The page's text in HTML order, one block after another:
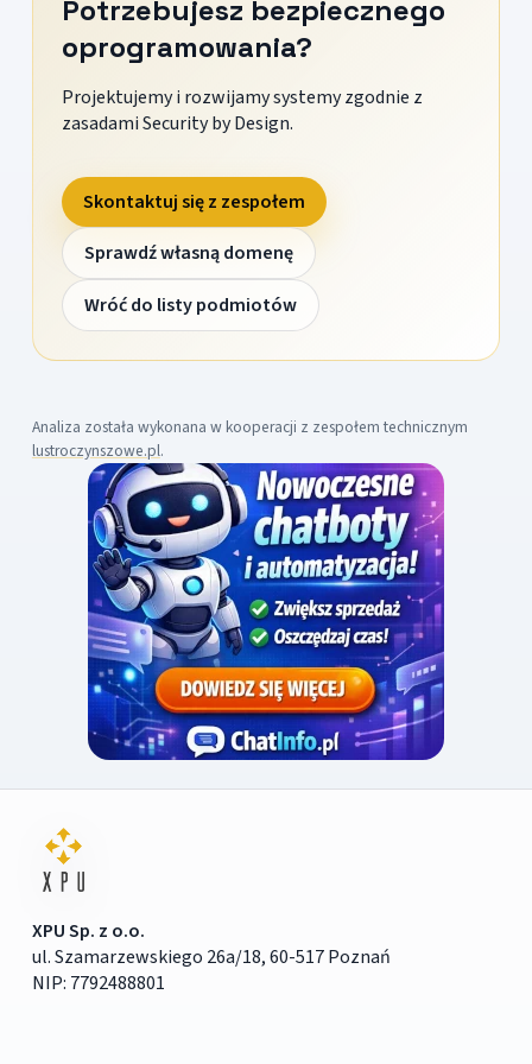
Potrzebujesz bezpiecznego
oprogramowania?
Projektujemy i rozwijamy systemy zgodnie z
zasadami Security by Design.
Skontaktuj się z zespołem
Sprawdź własną domenę
Wróć do listy podmiotów
Analiza została wykonana w kooperacji z zespołem technicznym
lustroczynszowe.pl.
XPU Sp. z o.o.
ul. Szamarzewskiego 26a/18, 60-517 Poznań
NIP: 7792488801